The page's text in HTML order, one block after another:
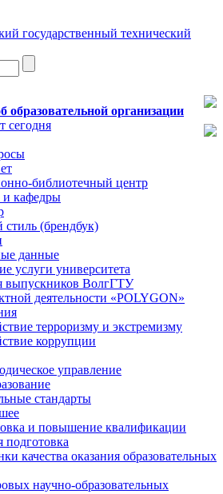
государственный технический
образовательной организации
сегодня
библиотечный центр
и кафедры
(брендбук)
данные
услуги университета
выпускников ВолгГТУ
деятельности «POLYGON»
терроризму и экстремизму
коррупции
управление
стандарты
и повышение квалификации
подготовка
качества оказания образовательных
научно-образовательных